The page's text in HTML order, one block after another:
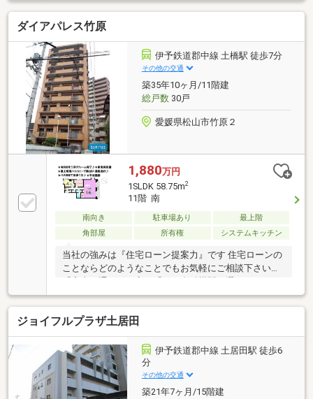
ダイアパレス竹原
伊予鉄道郡中線 土橋駅 徒歩7分
その他の交通
築35年10ヶ月/11階建
総戸数30戸
愛媛県松山市竹原２
1,880万円
1SLDK 58.75m2
11階 南
南向き 駐車場あり
最上階
角部屋
所有権 システムキッチン
当社の強みは『住宅ローン提案力』です 住宅ローンの
ことならどのようなことでもお気軽にご相談下さい。
分からない」「住宅ローン商品の選び方が分からな
い」「車のローンがあるけど大丈夫？」「年齢がネッ
クになっている」皆様のご不安やお悩みを一緒に解決
します！もちろん強引な営業は行いません。公平中立
な立場でお客様に合った金融機関をご提案させていた
だきます。
ジョイフルプラザ土居田
伊予鉄道郡中線 土居田駅 徒歩6
分
その他の交通
築21年7ヶ月/15階建